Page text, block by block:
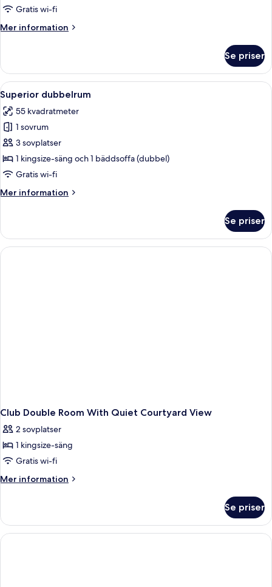
Gratis wi-fi
Mer information
Mer
Comfort
Se priser
Öppna
alla
foton
för
Superior
dubbelrum
Ett hotellrum med en röd matta, en
23
Superior dubbelrum
55 kvadratmeter
1 sovrum
3 sovplatser
1 kingsize-säng och 1 bäddsoffa (dubbel)
Gratis wi-fi
Mer information
Mer
dubbelrum
Se priser
Club Double Room With Quiet Courtyard View
2 sovplatser
1 kingsize-säng
Gratis wi-fi
Mer information
Mer
Double
Room
With
Se priser